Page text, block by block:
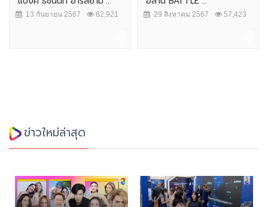
13 กันยายน 2567 62,921 29 สิงหาคม 2567 57,423
ข่าวใหม่ล่าสุด